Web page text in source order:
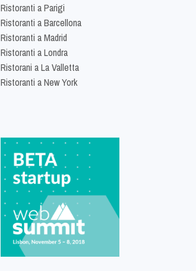
Ristoranti a Parigi
Ristoranti a Barcellona
Ristoranti a Madrid
Ristoranti a Londra
Ristorani a La Valletta
Ristoranti a New York